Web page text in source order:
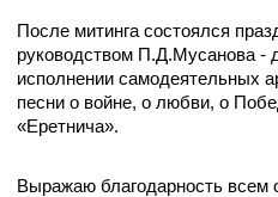
После митинга состоялся
руководством П.Д.Мусанова -
исполнении самодеятельных
песни о войне, о любви, о
«Еретнича».
Выражаю благодарность всем